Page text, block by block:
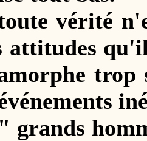
n'est
attitudes
trop